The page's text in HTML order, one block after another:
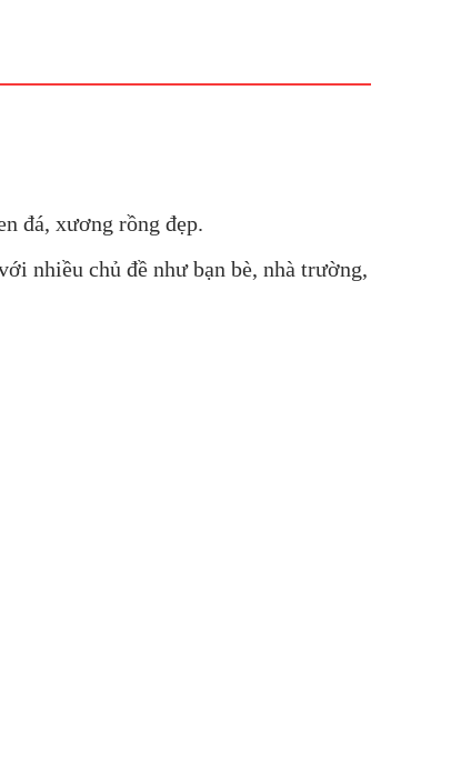
đá, xương rồng đẹp.
nhiều chủ đề như bạn bè, nhà trường,